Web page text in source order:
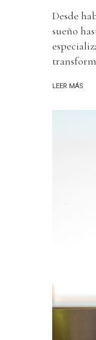
Desde
sueño
LEER MÁS